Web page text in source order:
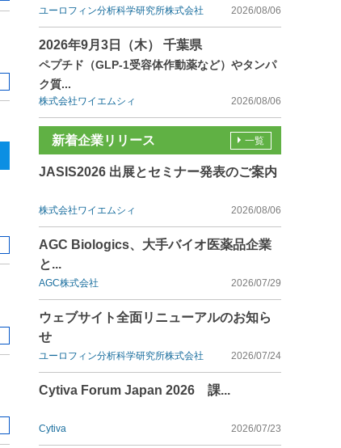
ユーロフィン分析科学研究所株式会社 2026/08/06
2026年9月3日（木） 千葉県
ペプチド（GLP-1受容体作動薬など）やタンパ
ク質...
株式会社ワイエムシィ 2026/08/06
新着企業リリース
JASIS2026 出展とセミナー発表のご案内
株式会社ワイエムシィ 2026/08/06
AGC Biologics、大手バイオ医薬品企業
と...
AGC株式会社 2026/07/29
ウェブサイト全面リニューアルのお知ら
せ
ユーロフィン分析科学研究所株式会社 2026/07/24
Cytiva Forum Japan 2026 課...
Cytiva 2026/07/23
一覧